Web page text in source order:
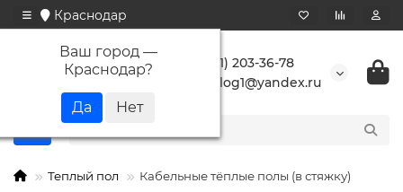
Краснодар
Ваш город —
Краснодар?
+7 (861) 203-36-78
buranlog1@yandex.ru
Теплый пол Кабельные тёплые полы (в стяжку)